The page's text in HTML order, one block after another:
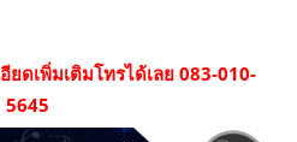
ดเพิ่มเติมโทรได้เลย 083-010-
5645